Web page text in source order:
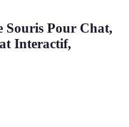
Souris Pour Chat,
Interactif,